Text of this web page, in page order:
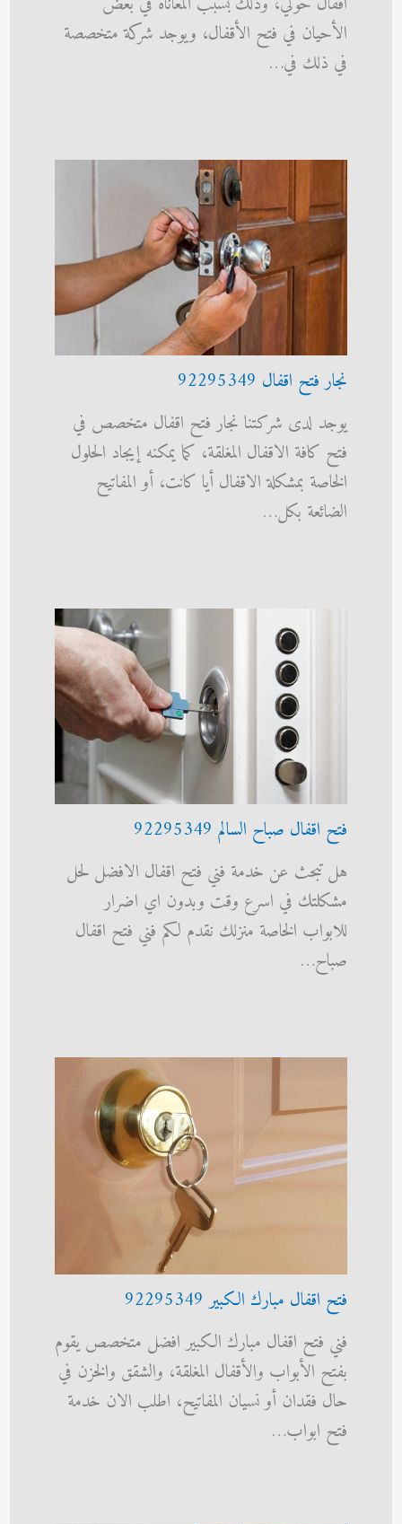
الأحيان في فتح الأقفال، ويوجد شركة متخصصة
في ذلك في…
نجار فتح اقفال 92295349
يوجد لدى شركتنا نجار فتح اقفال متخصص في
فتح كافة الاقفال المغلقة، كما يمكنه إيجاد الحلول
الخاصة بمشكلة الاقفال أيا كانت، أو المفاتيح
الضائعة بكل…
فتح اقفال صباح السالم 92295349
هل تبحث عن خدمة فني فتح اقفال الافضل لحل
مشكلتك في اسرع وقت وبدون اي اضرار
للابواب الخاصة منزلك نقدم لكم فني فتح اقفال
صباح…
فتح اقفال مبارك الكبير 92295349
فني فتح اقفال مبارك الكبير افضل متخصص يقوم
بفتح الأبواب والأقفال المغلقة، والشقق والخزن في
حال فقدان أو نسيان المفاتيح، اطلب الان خدمة
فتح ابواب…